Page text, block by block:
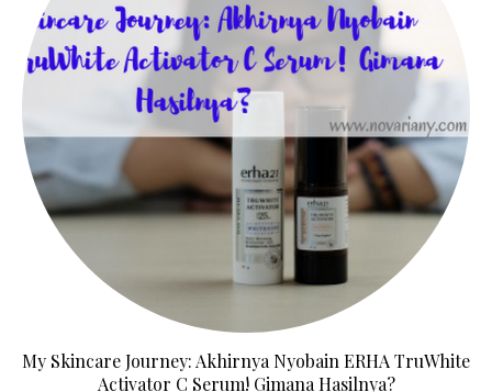
My Skincare Journey: Akhirnya Nyobain ERHA TruWhite
Activator C Serum! Gimana Hasilnya?